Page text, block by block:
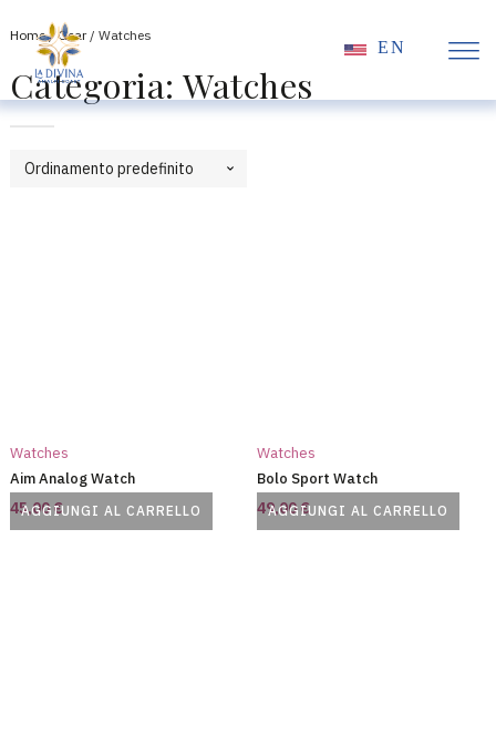
EN
Home/Gear/ Watches
Categoria:Watches
AGGIUNGI AL CARRELLO
Watches
Aim Analog Watch
45,00€ AGGIUNGI AL CARRELLO
Watches
Bolo Sport Watch
49,00€